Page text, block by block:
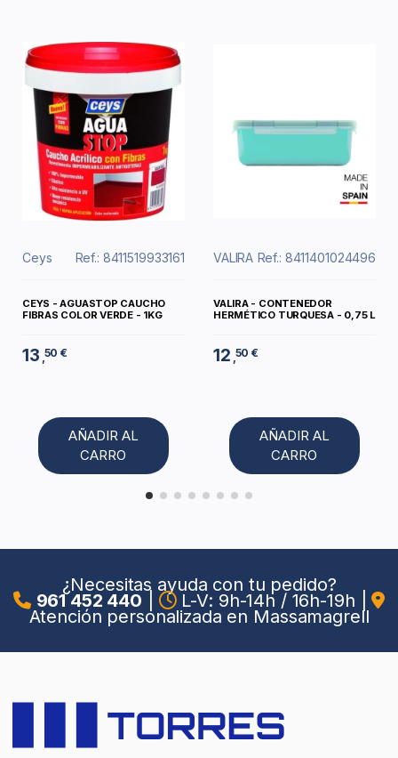
Ceys Ref.: 8411519933161
CEYS - AGUASTOP CAUCHO
FIBRAS COLOR VERDE - 1KG
13 ,50 €
AÑADIR AL
CARRO
VALIRA Ref.: 8411401024496
VALIRA - CONTENEDOR
HERMÉTICO TURQUESA - 0,75 L
12 ,50 €
AÑADIR AL
CARRO
¿Necesitas ayuda con tu pedido?
961 452 440 L-V: 9h-14h / 16h-19h
Atención personalizada en Massamagrell